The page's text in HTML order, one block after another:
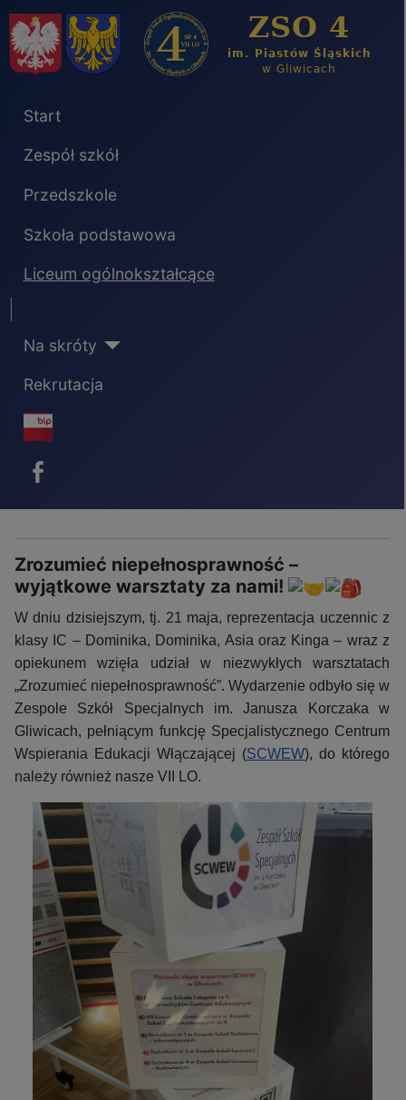
Start
Zespół szkół
Przedszkole
Szkoła podstawowa
Liceum ogólnokształcące
Na skróty
Rekrutacja
BIP - ikona
Zrozumieć niepełnosprawność –
wyjątkowe warsztaty za nami!
W dniu dzisiejszym, tj. 21 maja, reprezentacja uczennic z
klasy IC – Dominika, Dominika, Asia oraz Kinga – wraz z
opiekunem wzięła udział w niezwykłych warsztatach
„Zrozumieć niepełnosprawność”. Wydarzenie odbyło się w
Zespole Szkół Specjalnych im. Janusza Korczaka w
Gliwicach, pełniącym funkcję Specjalistycznego Centrum
Wspierania Edukacji Włączającej (SCWEW), do którego
należy również nasze VII LO.